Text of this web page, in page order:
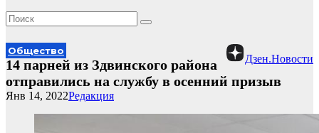
Дзен.Новости
Общество
14 парней из Здвинского района
отправились на службу в осенний призыв
Редакция
Янв 14, 2022